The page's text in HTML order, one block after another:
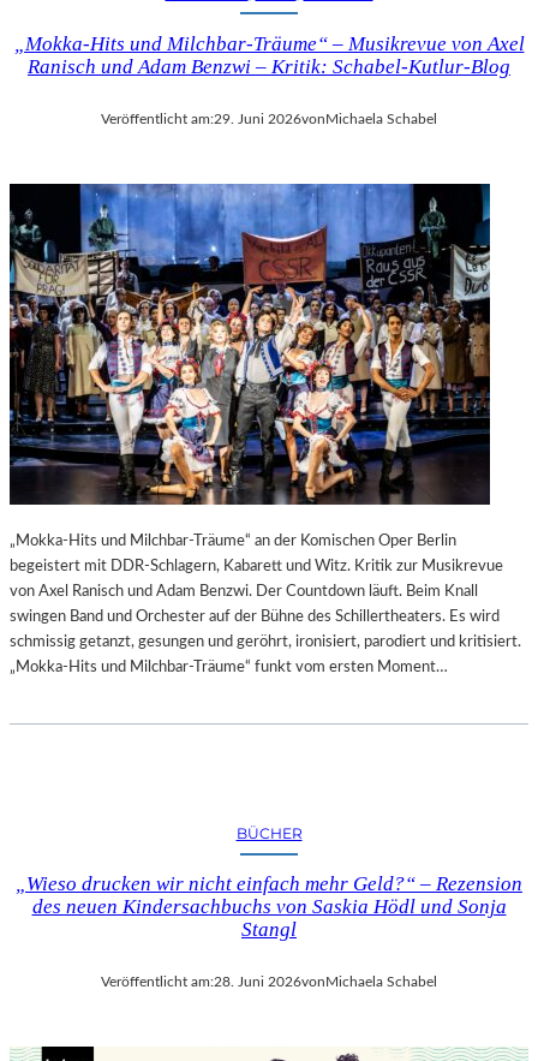
„Mokka-Hits und Milchbar-Träume“ – Musikrevue von Axel
Ranisch und Adam Benzwi – Kritik: Schabel-Kutlur-Blog
Veröffentlicht am:29. Juni 2026vonMichaela Schabel
„Mokka-Hits und Milchbar-Träume“ an der Komischen Oper Berlin
begeistert mit DDR-Schlagern, Kabarett und Witz. Kritik zur Musikrevue
von Axel Ranisch und Adam Benzwi. Der Countdown läuft. Beim Knall
swingen Band und Orchester auf der Bühne des Schillertheaters. Es wird
schmissig getanzt, gesungen und geröhrt, ironisiert, parodiert und kritisiert.
„Mokka-Hits und Milchbar-Träume“ funkt vom ersten Moment…
BÜCHER
„Wieso drucken wir nicht einfach mehr Geld?“ – Rezension
des neuen Kindersachbuchs von Saskia Hödl und Sonja
Stangl
Veröffentlicht am:28. Juni 2026von Michaela Schabel